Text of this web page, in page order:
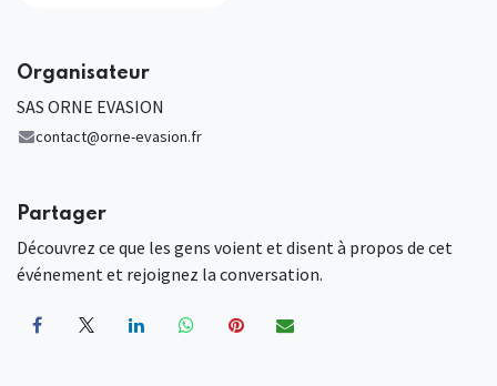
Organisateur
SAS ORNE EVASION
contact@orne-evasion.fr
Partager
Découvrez ce que les gens voient et disent à propos de cet
événement et rejoignez la conversation.